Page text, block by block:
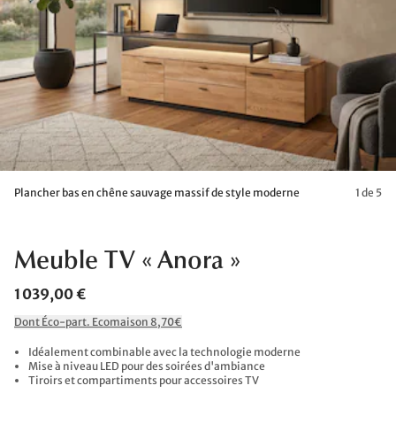
Plancher bas en chêne sauvage massif de style moderne 1 de 5
Meuble TV « Anora »
1 039,00 €
Dont Éco-part. Ecomaison 8,70€
Idéalement combinable avec la technologie moderne
Mise à niveau LED pour des soirées d'ambiance
Tiroirs et compartiments pour accessoires TV